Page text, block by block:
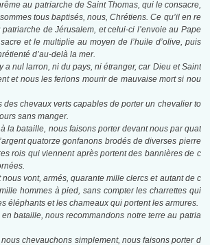
au patriarche de Saint Thomas, qui le consacre,
tous baptisés, nous, Chrétiens. Ce qu’il en re
patriarche de Jérusalem, et celui-ci l’envoie au Pape
et le multiplie au moyen de l’huile d’olive, puis
d’au-delà la mer.
a nul larron, ni du pays, ni étranger, car Dieu et Saint
et nous les ferions mourir de mauvaise mort si nou
des chevaux verts capables de porter un chevalier to
sans manger.
la bataille, nous faisons porter devant nous par quat
quatorze gonfanons brodés de diverses pierre
rois qui viennent après portent des bannières de c
vont, armés, quarante mille clercs et autant de c
hommes à pied, sans compter les charrettes qui
éléphants et les chameaux qui portent les armures.
bataille, nous recommandons notre terre au patria
chevauchons simplement, nous faisons porter d